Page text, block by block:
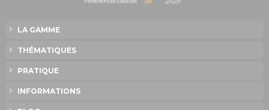
LA GAMME
THÉMATIQUES
PRATIQUE
INFORMATIONS